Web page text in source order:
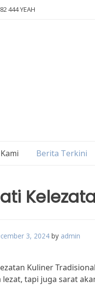
444 YEAH
Berita Terkini
3, 2024 by admin
Kuliner
lezat, tapi juga sarat